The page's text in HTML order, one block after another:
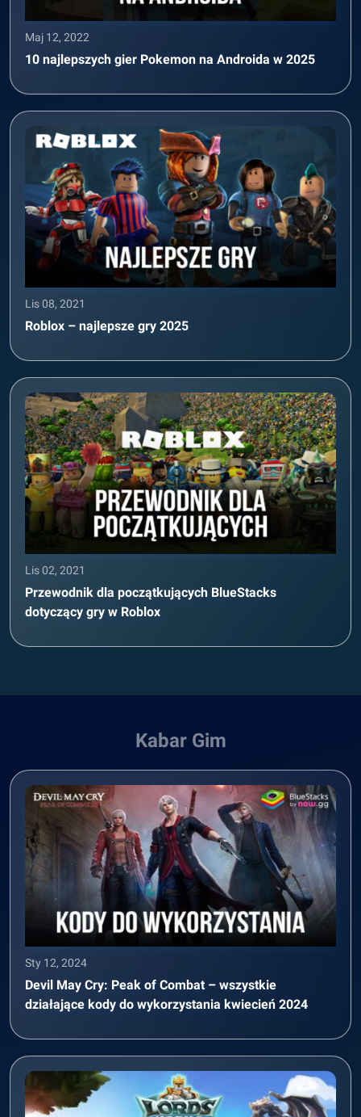
Maj 12, 2022
10 najlepszych gier Pokemon na Androida w 2025
Lis 08, 2021
Roblox – najlepsze gry 2025
Lis 02, 2021
Przewodnik dla początkujących BlueStacks
dotyczący gry w Roblox
Kabar Gim
Sty 12, 2024
Devil May Cry: Peak of Combat – wszystkie
działające kody do wykorzystania kwiecień 2024